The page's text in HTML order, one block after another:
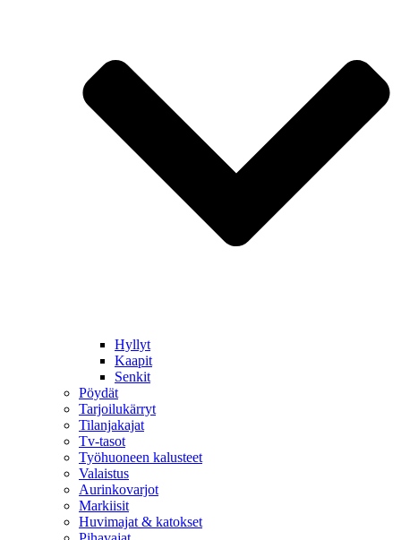
Hyllyt
Kaapit
Senkit
Pöydät
Tarjoilukärryt
Tilanjakajat
Tv-tasot
Työhuoneen kalusteet
Valaistus
Aurinkovarjot
Markiisit
Huvimajat & katokset